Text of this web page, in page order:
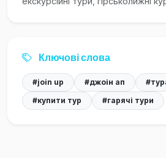
Ключові слова
#join up #джоін ап
#купити тур
#гарячі тури